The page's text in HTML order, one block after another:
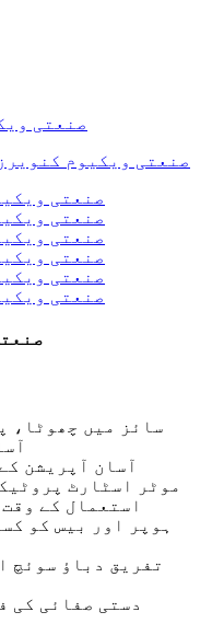
صنعتی
● آسان آپریشن
استعمال کے